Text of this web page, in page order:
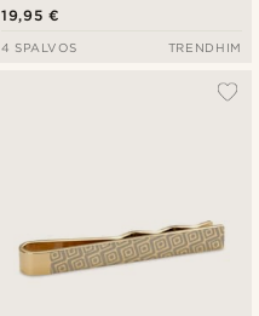
19,95 €
4 SPALVOS TRENDHIM